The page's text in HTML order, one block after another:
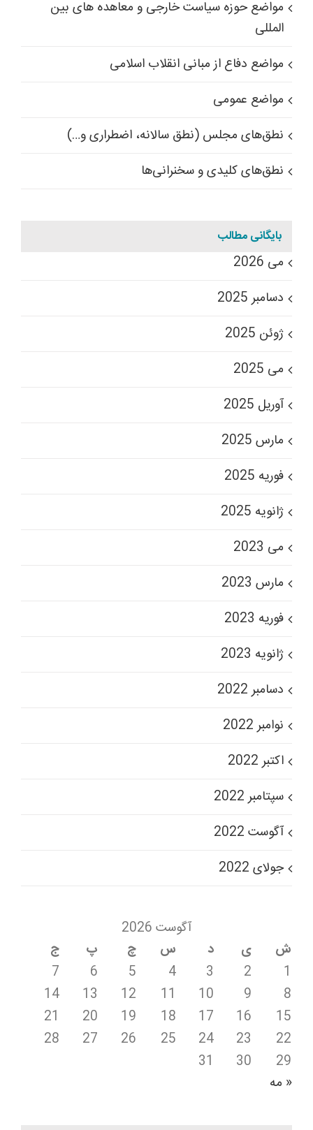
مواضع حوزه سیاست خارجی و معاهده های بین
المللی
مواضع دفاع از مبانی انقلاب اسلامی
مواضع عمومی
نطق‌های مجلس (نطق سالانه، اضطراری و…)
نطق‌های کلیدی و سخنرانی‌ها
بایگانی مطالب
می 2026
دسامبر 2025
ژوئن 2025
می 2025
آوریل 2025
مارس 2025
فوریه 2025
ژانویه 2025
می 2023
مارس 2023
فوریه 2023
ژانویه 2023
دسامبر 2022
نوامبر 2022
اکتبر 2022
سپتامبر 2022
آگوست 2022
جولای 2022
آگوست 2026
ش
ی د س چ پ
ج
1
2
3
4
5
6
7
8
9
10
11
12
13
14
15
16
17
18
19
20
21
22
23
24
25
26
27
28
29
30
31
« مه